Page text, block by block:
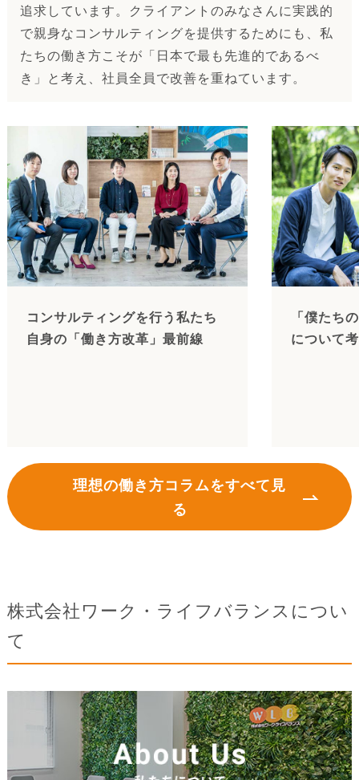
追求しています。クライアントのみなさんに実践的
で親身なコンサルティングを提供するためにも、私
たちの働き方こそが「日本で最も先進的であるべ
き」と考え、社員全員で改善を重ねています。
コンサルティングを行う私たち
自身の「働き方改革」最前線
「僕たち
について
理想の働き方コラムをすべて見
る
株式会社ワーク・ライフバランスについ
て